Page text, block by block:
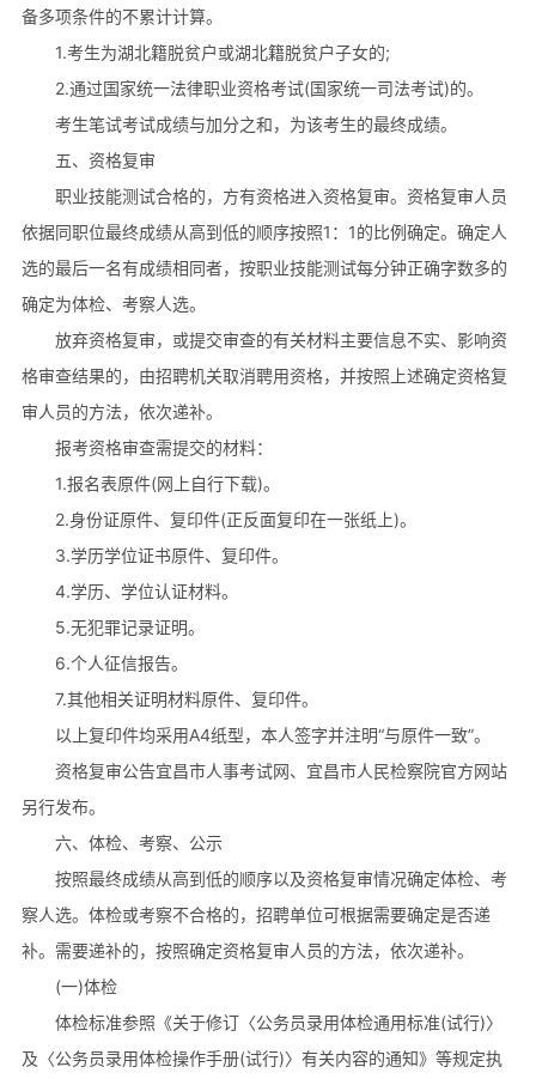
备多项条件的不累计计算。
1.考生为湖北籍脱贫户或湖北籍脱贫户子女的;
2.通过国家统一法律职业资格考试(国家统一司法考试)的。
考生笔试考试成绩与加分之和，为该考生的最终成绩。
五、资格复审
职业技能测试合格的，方有资格进入资格复审。资格复审人员
依据同职位最终成绩从高到低的顺序按照1：1的比例确定。确定人
选的最后一名有成绩相同者，按职业技能测试每分钟正确字数多的
确定为体检、考察人选。
放弃资格复审，或提交审查的有关材料主要信息不实、影响资
格审查结果的，由招聘机关取消聘用资格，并按照上述确定资格复
审人员的方法，依次递补。
报考资格审查需提交的材料：
1.报名表原件(网上自行下载)。
2.身份证原件、复印件(正反面复印在一张纸上)。
3.学历学位证书原件、复印件。
4.学历、学位认证材料。
5.无犯罪记录证明。
6.个人征信报告。
7.其他相关证明材料原件、复印件。
以上复印件均采用A4纸型，本人签字并注明“与原件一致”。
资格复审公告宜昌市人事考试网、宜昌市人民检察院官方网站
另行发布。
六、体检、考察、公示
按照最终成绩从高到低的顺序以及资格复审情况确定体检、考
察人选。体检或考察不合格的，招聘单位可根据需要确定是否递
补。需要递补的，按照确定资格复审人员的方法，依次递补。
(一)体检
体检标准参照《关于修订〈公务员录用体检通用标准(试行)〉
及〈公务员录用体检操作手册(试行)〉有关内容的通知》等规定执